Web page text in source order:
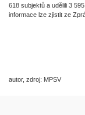
618 subjektů a udělili 3
informace lze zjistit ze
autor, zdroj: MPSV